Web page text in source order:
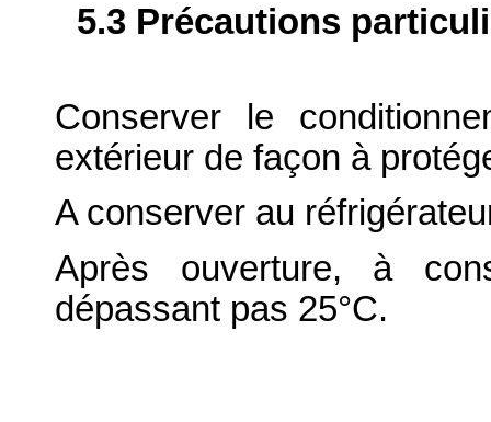
5.3 Précautions
Conserver le
extérieur de façon à
A conserver au
Après ouverture, à
dépassant pas 25°C.